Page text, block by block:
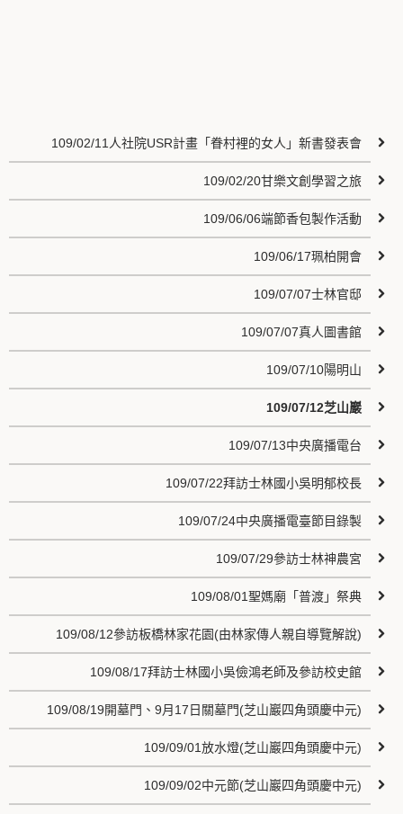
109/02/11人社院USR計畫「眷村裡的女人」新書發表會
109/02/20甘樂文創學習之旅
109/06/06端節香包製作活動
109/06/17珮柏開會
109/07/07士林官邸
109/07/07真人圖書館
109/07/10陽明山
109/07/12芝山巖
109/07/13中央廣播電台
109/07/22拜訪士林國小吳明郁校長
109/07/24中央廣播電臺節目錄製
109/07/29參訪士林神農宮
109/08/01聖媽廟「普渡」祭典
109/08/12參訪板橋林家花園(由林家傳人親自導覽解說)
109/08/17拜訪士林國小吳儉鴻老師及參訪校史館
109/08/19開墓門、9月17日關墓門(芝山巖四角頭慶中元)
109/09/01放水燈(芝山巖四角頭慶中元)
109/09/02中元節(芝山巖四角頭慶中元)